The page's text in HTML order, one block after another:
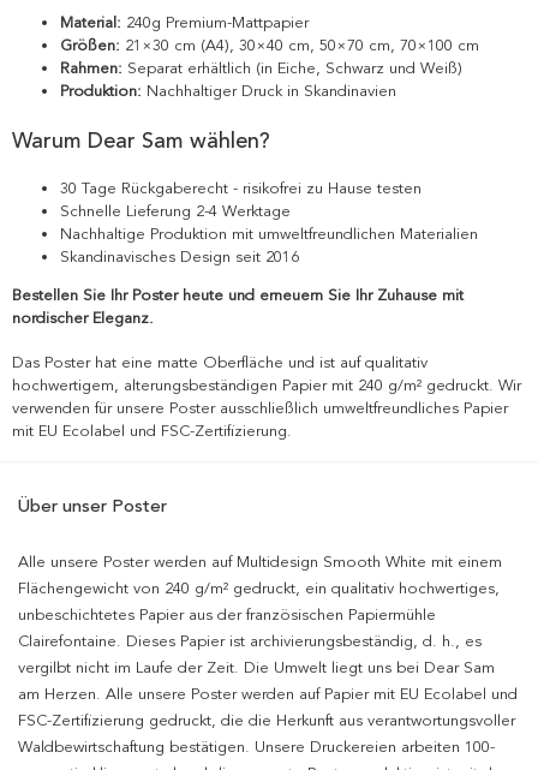
Material: 240g Premium-Mattpapier
Größen: 21×30 cm (A4), 30×40 cm, 50×70 cm, 70×100 cm
Rahmen: Separat erhältlich (in Eiche, Schwarz und Weiß)
Produktion: Nachhaltiger Druck in Skandinavien
Warum Dear Sam wählen?
30 Tage Rückgaberecht - risikofrei zu Hause testen
Schnelle Lieferung 2-4 Werktage
Nachhaltige Produktion mit umweltfreundlichen Materialien
Skandinavisches Design seit 2016
Bestellen Sie Ihr Poster heute und erneuern Sie Ihr Zuhause mit
nordischer Eleganz.
Das Poster hat eine matte Oberfläche und ist auf qualitativ
hochwertigem, alterungsbeständigen Papier mit 240 g/m² gedruckt. Wir
verwenden für unsere Poster ausschließlich umweltfreundliches Papier
mit EU Ecolabel und FSC-Zertifizierung.
Über unser Poster
Alle unsere Poster werden auf Multidesign Smooth White mit einem
Flächengewicht von 240 g/m² gedruckt, ein qualitativ hochwertiges,
unbeschichtetes Papier aus der französischen Papiermühle
Clairefontaine. Dieses Papier ist archivierungsbeständig, d. h., es
vergilbt nicht im Laufe der Zeit. Die Umwelt liegt uns bei Dear Sam
am Herzen. Alle unsere Poster werden auf Papier mit EU Ecolabel und
FSC-Zertifizierung gedruckt, die die Herkunft aus verantwortungsvoller
Waldbewirtschaftung bestätigen. Unsere Druckereien arbeiten 100-